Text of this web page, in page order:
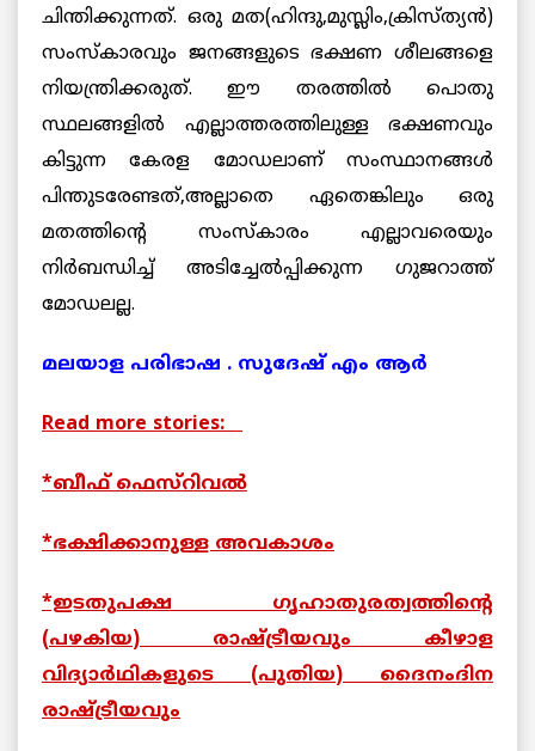
ചിന്തിക്കുന്നത്. ഒരു മത(ഹിന്ദു,മുസ്ലിം,ക്രിസ്ത്യന്‍)
സംസ്കാരവും ജനങ്ങളുടെ ഭക്ഷണ ശീലങ്ങളെ
നിയന്ത്രിക്കരുത്. ഈ തരത്തില്‍ പൊതു
സ്ഥലങ്ങളില്‍ എല്ലാത്തരത്തിലുള്ള ഭക്ഷണവും
കിട്ടുന്ന കേരള മോഡലാണ് സംസ്ഥാനങ്ങള്‍
പിന്തുടരേണ്ടത്,അല്ലാതെ ഏതെങ്കിലും ഒരു
മതത്തിന്റെ സംസ്കാരം എല്ലാവരെയും
നിര്‍ബന്ധിച്ച് അടിച്ചേല്‍പ്പിക്കുന്ന ഗുജറാത്ത്
മോഡലല്ല.
മലയാള പരിഭാഷ . സുദേഷ് എം ആര്‍
Read more stories:
*ബീഫ് ഫെസ്റിവല്‍
*ഭക്ഷിക്കാനുള്ള അവകാശം
*ഇടതുപക്ഷ ഗൃഹാതുരത്വത്തിന്റെ
(പഴകിയ) രാഷ്ട്രീയവും കീഴാള
വിദ്യാര്‍ഥികളുടെ (പുതിയ) ദൈനംദിന
രാഷ്ട്രീയവും